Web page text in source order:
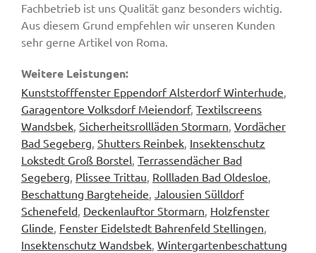
Fachbetrieb ist uns Qualität ganz besonders wichtig.
Aus diesem Grund empfehlen wir unseren Kunden
sehr gerne Artikel von Roma.
Weitere Leistungen:
Kunststofffenster Eppendorf Alsterdorf Winterhude,
Garagentore Volksdorf Meiendorf, Textilscreens
Wandsbek, Sicherheitsrollläden Stormarn, Vordächer
Bad Segeberg, Shutters Reinbek, Insektenschutz
Lokstedt Groß Borstel, Terrassendächer Bad
Segeberg, Plissee Trittau, Rollladen Bad Oldesloe,
Beschattung Bargteheide, Jalousien Sülldorf
Schenefeld, Deckenlauftor Stormarn, Holzfenster
Glinde, Fenster Eidelstedt Bahrenfeld Stellingen,
Insektenschutz Wandsbek, Wintergartenbeschattung